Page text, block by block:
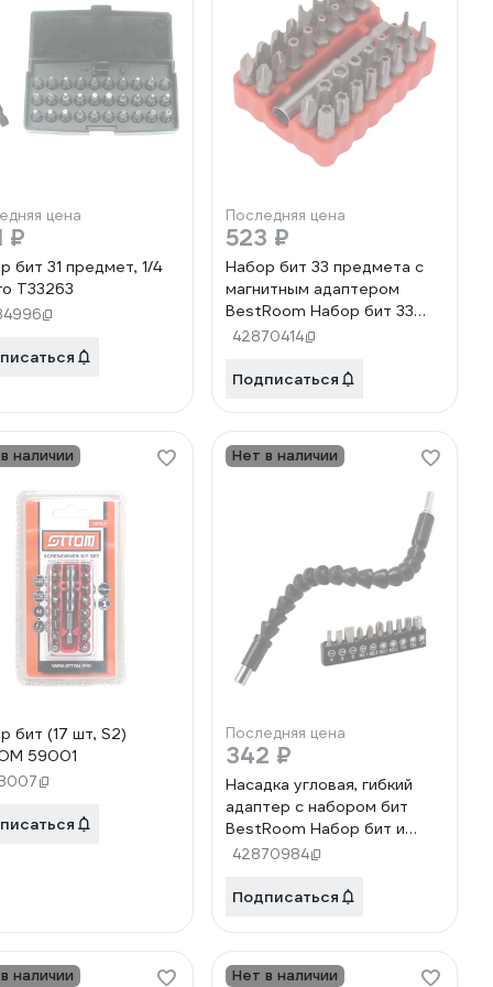
цена
₽
бит 31 предмет, 1/4
T33263
Последняя цена
523 ₽
Набор бит 33 предмета с
магнитным адаптером
BestRoom Набор бит 33
предмета NEW
42870414
Подписаться
наличии
бит (17 шт, S2)
59001
Нет в наличии
Последняя цена
342 ₽
Насадка угловая, гибкий
адаптер с набором бит
BestRoom Набор бит и
удлинитель 11 предметов
42870984
Подписаться
наличии Нет в наличии